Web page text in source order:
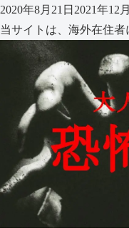
2020年8月21日 2021年12
当サイトは、海外在住者